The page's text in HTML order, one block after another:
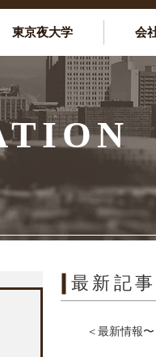
東京夜大学 会
最新記事
＜最新情報